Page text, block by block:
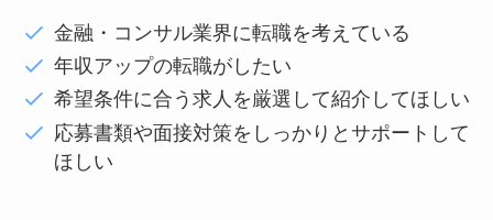
金融・コンサル業界に転職を考えている
年収アップの転職がしたい
希望条件に合う求人を厳選して紹介してほしい
応募書類や面接対策をしっかりとサポートして
ほしい